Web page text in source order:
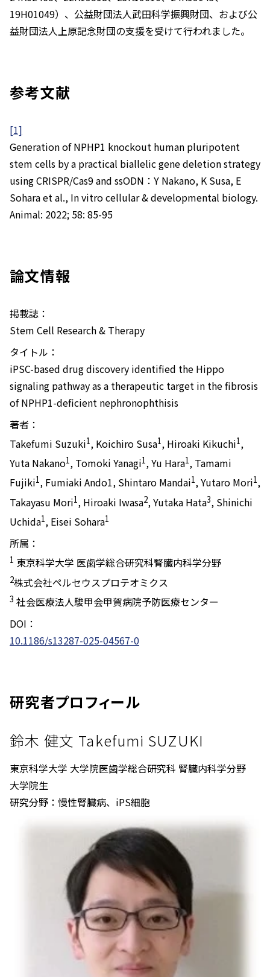
19H01049）、公益財団法人武田科学振興財団、および公
益財団法人上原記念財団の支援を受けて行われました。
参考文献
[1]
Generation ofNPHP1 knockout human pluripotent
stem cells by a practical biallelic gene deletion strategy
using CRISPR/Cas9 and ssODN：Y Nakano, K Susa, E
Sohara et al., In vitro cellular & developmental biology.
Animal: 2022; 58: 85-95
論文情報
掲載誌：
Stem Cell Research & Therapy
タイトル：
iPSC-based drug discovery identified the Hippo
signaling pathway as a therapeutic target in the fibrosis
of NPHP1-deficient nephronophthisis
著者：
Takefumi Suzuki1, Koichiro Susa1, Hiroaki Kikuchi1,
Yuta Nakano1, Tomoki Yanagi1, Yu Hara1, Tamami
Fujiki1, Fumiaki Ando1, Shintaro Mandai1, Yutaro Mori1,
Takayasu Mori1, Hiroaki Iwasa2, Yutaka Hata3, Shinichi
Uchida1, Eisei Sohara1
所属：
1 東京科学大学 医歯学総合研究科腎臓内科学分野
2株式会社ペルセウスプロテオミクス
3 社会医療法人駿甲会甲賀病院予防医療センター
DOI：
10.1186/s13287-025-04567-0
研究者プロフィール
鈴木 健文 Takefumi SUZUKI
東京科学大学 大学院医歯学総合研究科 腎臓内科学分野
大学院生
研究分野：慢性腎臓病、iPS細胞